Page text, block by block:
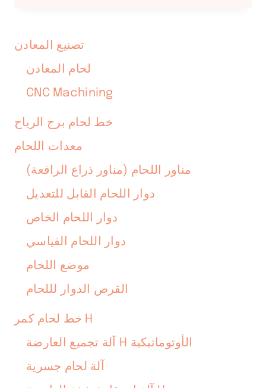
تصنيع المعادن
لحام المعادن
CNC Machining
خط لحام برج الرياح
معدات اللحام
مناور اللحام (مناور ذراع الرافعة)
دوار اللحام القابل للتعديل
دوار اللحام الخاص
دوار اللحام القياسي
موضع اللحام
القرص الدوار لللحام
خط لحام كمر H
آلة تجميع العارضة H الأوتوماتيكية
آلة لحام جسرية